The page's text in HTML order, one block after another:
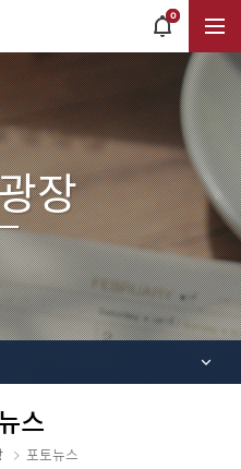
전
체
메
뉴
POPUPOPEN
0
장
스
포토뉴스